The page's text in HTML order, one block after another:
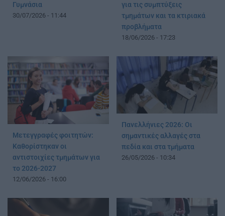
Γυμνάσια
30/07/2026 - 11:44
για τις συμπτύξεις
τμημάτων και τα κτιριακά
προβλήματα
18/06/2026 - 17:23
Μετεγγραφές φοιτητών:
Καθορίστηκαν οι
αντιστοιχίες τμημάτων για
το 2026-2027
12/06/2026 - 16:00
Πανελλήνιες 2026: Οι
σημαντικές αλλαγές στα
πεδία και στα τμήματα
26/05/2026 - 10:34